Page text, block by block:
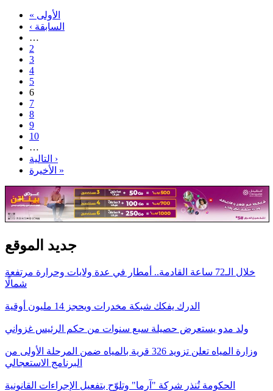
« الأولى
‹ السابقة
…
2
3
4
5
6
7
8
9
10
…
التالية ›
الأخيرة »
جديد الموقع
خلال الـ72 ساعة القادمة.. أمطار في عدة ولايات وحرارة مرتفعة
شمالًا
الدرك يفكك شبكة مخدرات ويحجز 14 مليون أوقية
ولد مدو يستعرض حصيلة سبع سنوات من حكم الرئيس غزواني
وزارة المياه تعلن تزويد 326 قرية بالمياه ضمن المرحلة الأولى من
البرنامج الاستعجالي
الحكومة تُنذر شركة "آرما" وتلوّح بتفعيل الإجراءات القانونية